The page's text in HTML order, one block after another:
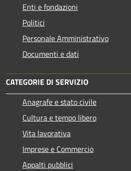
Enti e fondazioni
Politici
Personale Amministrativo
Documenti e dati
CATEGORIE DI SERVIZIO
Anagrafe e stato civile
Cultura e tempo libero
Vita lavorativa
Imprese e Commercio
Appalti pubblici